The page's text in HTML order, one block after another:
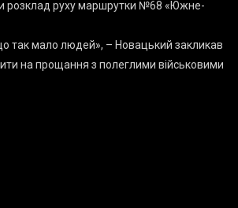
розклад руху маршрутки №68 «Южне-
так мало людей», – Новацький закликав
на прощання з полеглими військовими